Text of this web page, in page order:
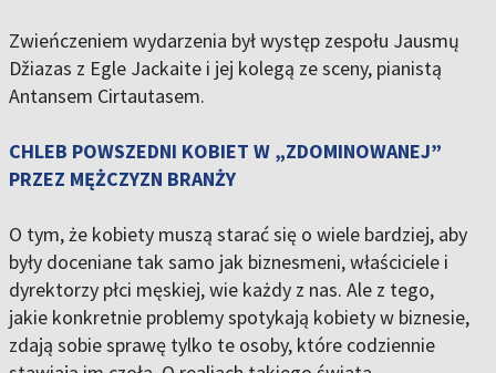
Zwieńczeniem wydarzenia był występ zespołu Jausmų
Džiazas z Egle Jackaite i jej kolegą ze sceny, pianistą
Antansem Cirtautasem.
CHLEB POWSZEDNI KOBIET W „ZDOMINOWANEJ”
PRZEZ MĘŻCZYZN BRANŻY
O tym, że kobiety muszą starać się o wiele bardziej, aby
były doceniane tak samo jak biznesmeni, właściciele i
dyrektorzy płci męskiej, wie każdy z nas. Ale z tego,
jakie konkretnie problemy spotykają kobiety w biznesie,
zdają sobie sprawę tylko te osoby, które codziennie